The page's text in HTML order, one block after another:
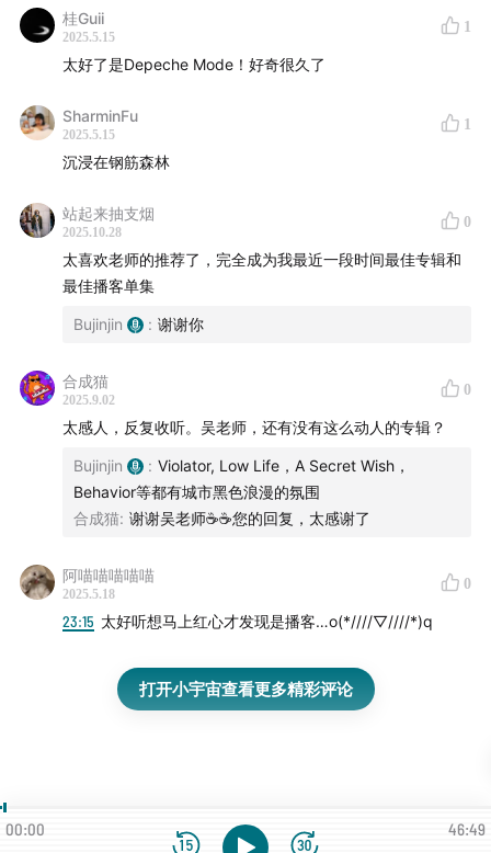
桂Guii
2025.5.15
1
太好了是Depeche Mode！好奇很久了
SharminFu
2025.5.15
1
沉浸在钢筋森林
站起来抽支烟
2025.10.28
0
太喜欢老师的推荐了，完全成为我最近一段时间最佳专辑和
最佳播客单集
Bujinjin : 谢谢你
合成猫
2025.9.02
0
太感人，反复收听。吴老师，还有没有这么动人的专辑？
Bujinjin : Violator, Low Life，A Secret Wish，
Behavior等都有城市黑色浪漫的氛围
合成猫: 谢谢吴老师☕️☕️您的回复，太感谢了
阿喵喵喵喵喵
2025.5.18
0
23:15 太好听想马上红心才发现是播客…o(*////▽////*)q
打开小宇宙查看更多精彩评论
00:00 46:49